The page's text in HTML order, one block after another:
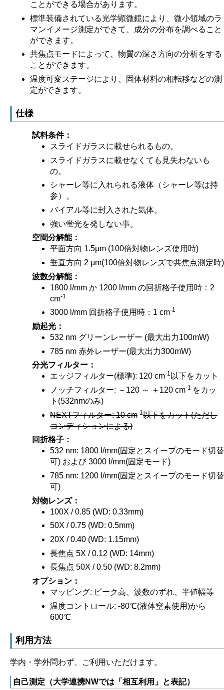
ことができる場合があります。
標準装備されている光学顕微鏡により、微小領域のラ
マンイメージ測定ができて、成分の分布を調べること
ができます。
共焦点モードによって、物質の深さ方向の分析をする
ことができます。
温度可変ステージにより、固体材料の相転移などの測
定ができます。
仕様
試料条件
スライドガラスに載せられるもの。
スライドガラスに載せなくても見失わないも
の。
シャーレ等に入れられる液体（シャーレ等は持
参）。
バイアル等に封入された気体。
強い蛍光を発しない事。
空間分解能
平面方向 1.5μm (100倍対物レンズ使用時)
垂直方向 2 μm(100倍対物レンズで共焦点測定時)
波数分解能
1800 l/mm か 1200 l/mm の回折格子使用時：2
cm-1
3000 l/mm 回折格子使用時：1 cm-1
励起光
532 nm グリーンレーザー (最大出力100mW)
785 nm 赤外レーザー(最大出力300mW)
分光フィルター
エッジフィルター(標準): 120 cm-1 以下をカット
ノッチフィルター: －120 ～ ＋120 cm-1 をカッ
ト(532nmのみ)
NEXTフィルター: 10 cm-1以下をカット(ただし
コンディションによる)
回折格子
532 nm: 1800 l/mm(固定とスイープのモード切替
可) および 3000 l/mm(固定モード)
785 nm: 1200 l/mm(固定とスイープのモード切替
可)
対物レンズ
100X / 0.85 (WD: 0.33mm)
50X / 0.75 (WD: 0.5mm)
20X / 0.40 (WD: 1.15mm)
長焦点 5X / 0.12 (WD: 14mm)
長焦点 50X / 0.50 (WD: 8.2mm)
オプション
マッピング: ピーク高、波数のずれ、半値幅等
温度コントロール: -80℃(液体窒素使用)から
600℃
利用方法
学内・学外問わず、ご利用いただけます。
自己測定（大学連携NWでは「相互利用」と表記）